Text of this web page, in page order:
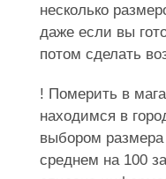
несколько
даже если вы
потом сделать
! Померить в
находимся в
выбором
среднем на 100